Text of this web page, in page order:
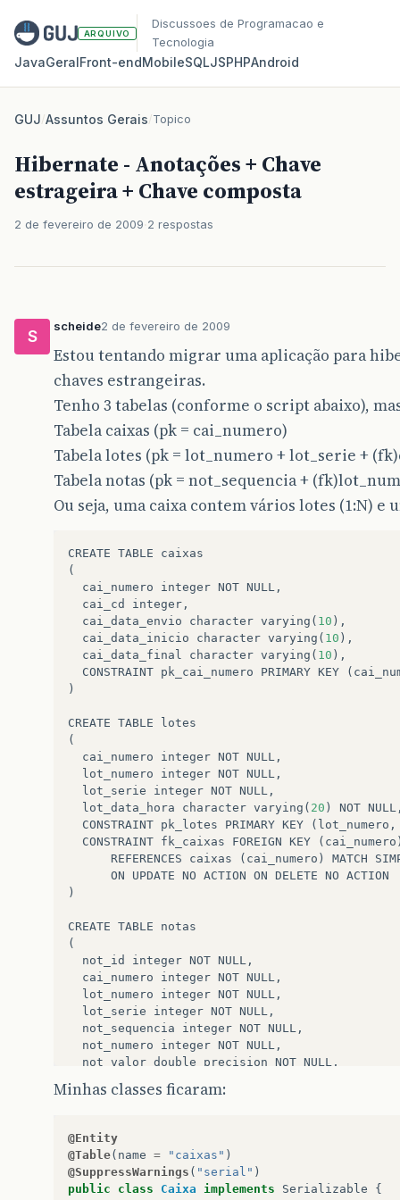
ARQUIVO
Discussoes de Programacao e
Tecnologia
JavaGeralFront‑endMobileSQLJSPHPAndroid
GUJ/Assuntos Gerais/Topico
Hibernate - Anotações + Chave
estrageira + Chave composta
2 de fevereiro de 2009 2 respostas
S
scheide2 de fevereiro de 2009
Estou tentando migrar uma aplicação para
chaves estrangeiras.
Tenho 3 tabelas (conforme o script abaixo),
Tabela caixas (pk = cai_numero)
Tabela lotes (pk = lot_numero + lot_serie +
Tabela notas (pk = not_sequencia +
Ou seja, uma caixa contem vários lotes (1:N) e
CREATE TABLE
caixas
(
cai_numero
integer NOT NULL ,
cai_cd
integer ,
cai_data_envio
character varying ( 10 ),
cai_data_inicio
character varying ( 10 ),
cai_data_final
character varying ( 10 ),
CONSTRAINT pk_cai_numero PRIMARY KEY (
)
CREATE TABLE
lotes
(
cai_numero
integer NOT NULL ,
lot_numero
integer NOT NULL ,
lot_serie
integer NOT NULL ,
lot_data_hora
character varying ( 20 ) NOT NULL
CONSTRAINT pk_lotes PRIMARY KEY ( lot_numero ,
CONSTRAINT fk_caixas FOREIGN KEY ( cai_numero
REFERENCES
caixas ( cai_numero ) MATCH
ON
UPDATE NO ACTION ON DELETE NO ACTION
)
CREATE TABLE
notas
(
not_id
integer NOT NULL ,
cai_numero
integer NOT NULL ,
lot_numero
integer NOT NULL ,
lot_serie
integer NOT NULL ,
not_sequencia
integer NOT NULL ,
not_numero
integer NOT NULL ,
not_valor double precision NOT NULL ,
not_cfop
not_data
character varying
not_ie_emit
not_cnpj_emit
character
not_tipo_emit
integer NOT
not_uf_dest
character varying ) NOT NULL
,
Minhas classes ficaram:
@Entity
@Table( name = "caixas" )
@SuppressWarnings ( "serial" )
public
class Caixa implements Serializable {